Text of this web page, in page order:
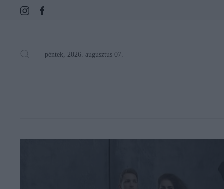
péntek, 2026. augusztus 07.